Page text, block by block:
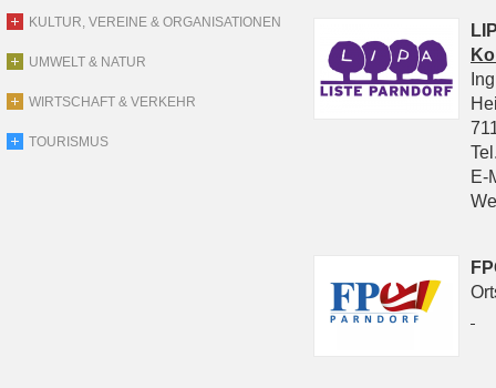
KULTUR, VEREINE & ORGANISATIONEN
UMWELT & NATUR
WIRTSCHAFT & VERKEHR
TOURISMUS
E-